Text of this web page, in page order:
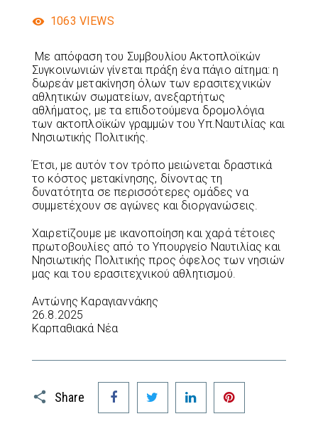
1063 VIEWS
Με απόφαση του Συμβουλίου Ακτοπλοϊκών
Συγκοινωνιών γίνεται πράξη ένα πάγιο αίτημα: η
δωρεάν μετακίνηση όλων των ερασιτεχνικών
αθλητικών σωματείων, ανεξαρτήτως
αθλήματος, με τα επιδοτούμενα δρομολόγια
των ακτοπλοϊκών γραμμών του Υπ.Ναυτιλίας και
Νησιωτικής Πολιτικής.
Έτσι, με αυτόν τον τρόπο μειώνεται δραστικά
το κόστος μετακίνησης, δίνοντας τη
δυνατότητα σε περισσότερες ομάδες να
συμμετέχουν σε αγώνες και διοργανώσεις.
Χαιρετίζουμε με ικανοποίηση και χαρά τέτοιες
πρωτοβουλίες από το Υπουργείο Ναυτιλίας και
Νησιωτικής Πολιτικής προς όφελος των νησιών
μας και του ερασιτεχνικού αθλητισμού.
Αντώνης Καραγιαννάκης
26.8.2025
Καρπαθιακά Νέα
Share
Facebook Twitter LinkedIn